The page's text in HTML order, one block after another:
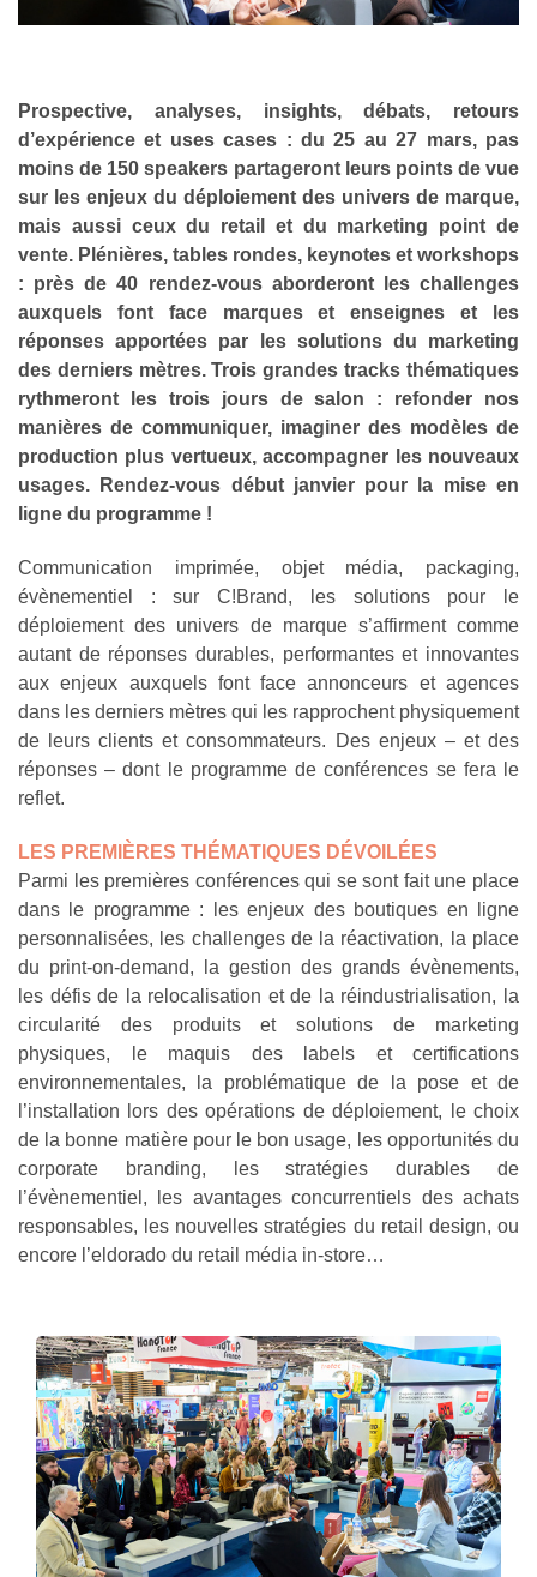
Prospective, analyses, insights, débats, retours
d’expérience et uses cases : du 25 au 27 mars, pas
moins de 150 speakers partageront leurs points de vue
sur les enjeux du déploiement des univers de marque,
mais aussi ceux du retail et du marketing point de
vente. Plénières, tables rondes, keynotes et workshops
: près de 40 rendez-vous aborderont les challenges
auxquels font face marques et enseignes et les
réponses apportées par les solutions du marketing
des derniers mètres. Trois grandes tracks thématiques
rythmeront les trois jours de salon : refonder nos
manières de communiquer, imaginer des modèles de
production plus vertueux, accompagner les nouveaux
usages. Rendez-vous début janvier pour la mise en
ligne du programme !
Communication imprimée, objet média, packaging,
évènementiel : sur C!Brand, les solutions pour le
déploiement des univers de marque s’affirment comme
autant de réponses durables, performantes et innovantes
aux enjeux auxquels font face annonceurs et agences
dans les derniers mètres qui les rapprochent physiquement
de leurs clients et consommateurs. Des enjeux – et des
réponses – dont le programme de conférences se fera le
reflet.
LES PREMIÈRES THÉMATIQUES DÉVOILÉES
Parmi les premières conférences qui se sont fait une place
dans le programme : les enjeux des boutiques en ligne
personnalisées, les challenges de la réactivation, la place
du print-on-demand, la gestion des grands évènements,
les défis de la relocalisation et de la réindustrialisation, la
circularité des produits et solutions de marketing
physiques, le maquis des labels et certifications
environnementales, la problématique de la pose et de
l’installation lors des opérations de déploiement, le choix
de la bonne matière pour le bon usage, les opportunités du
corporate branding, les stratégies durables de
l’évènementiel, les avantages concurrentiels des achats
responsables, les nouvelles stratégies du retail design, ou
encore l’eldorado du retail média in-store…